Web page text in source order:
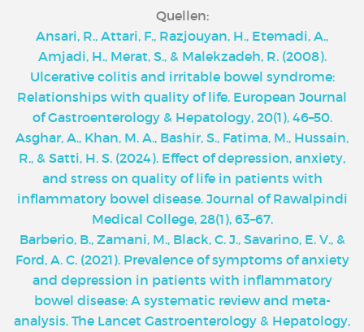
Quellen:
Ansari, R., Attari, F., Razjouyan, H., Etemadi, A.,
Amjadi, H., Merat, S., & Malekzadeh, R. (2008).
Ulcerative colitis and irritable bowel syndrome:
Relationships with quality of life. European Journal
of Gastroenterology & Hepatology, 20(1), 46–50.
Asghar, A., Khan, M. A., Bashir, S., Fatima, M., Hussain,
R., & Satti, H. S. (2024). Effect of depression, anxiety,
and stress on quality of life in patients with
inflammatory bowel disease. Journal of Rawalpindi
Medical College, 28(1), 63–67.
Barberio, B., Zamani, M., Black, C. J., Savarino, E. V., &
Ford, A. C. (2021). Prevalence of symptoms of anxiety
and depression in patients with inflammatory
bowel disease: A systematic review and meta-
analysis. The Lancet Gastroenterology & Hepatology,